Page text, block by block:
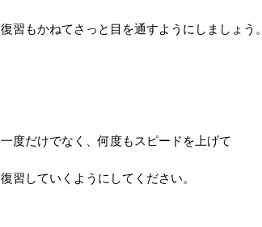
復習もかねてさっと目を通すようにしましょう。
一度だけでなく、何度もスピードを上げて
復習していくようにしてください。